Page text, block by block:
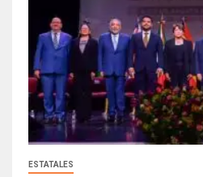
ESTATALES